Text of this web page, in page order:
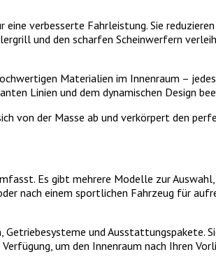
verbesserte Fahrleistung. Sie
und den scharfen Scheinwerfern
Materialien im Innenraum –
Linien und dem dynamischen Design
von der Masse ab und verkörpert den
Es gibt mehrere Modelle zur
nach einem sportlichen Fahrzeug für
und Ausstattungspakete.
um den Innenraum nach Ihren